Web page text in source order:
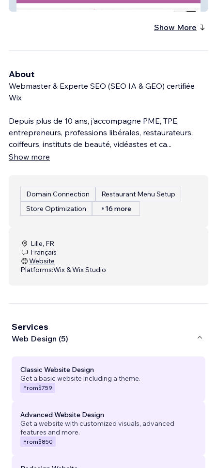
Silwa Mallouh
Show More
About
Webmaster & Experte SEO (SEO IA & GEO) certifiée
Wix
Depuis plus de 10 ans, j’accompagne PME, TPE,
entrepreneurs, professions libérales, restaurateurs,
coiffeurs, instituts de beauté, vidéastes et ca...
Show more
Domain Connection
Restaurant Menu Setup
Store Optimization
+16 more
Lille, FR
Français
Website
Platforms:Wix & Wix Studio
Services
Web Design (5)
Classic Website Design
Get a basic website including a theme.
From$759
Advanced Website Design
Get a website with customized visuals, advanced
features and more.
From$850